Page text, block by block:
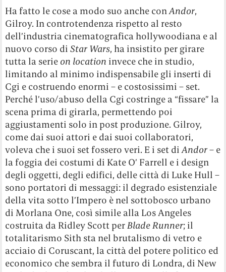
Ha fatto le cose a modo suo anche conAndor,
Gilroy. In controtendenza rispetto al resto
dell’industria cinematografica hollywoodiana e al
nuovo corso diStar Wars, ha insistito per girare
tutta la serie on location invece che in studio,
limitando al minimo indispensabile gli inserti di
Cgi e costruendo enormi – e costosissimi – set.
Perché l’uso/abuso della Cgi costringe a “fissare” la
scena prima di girarla, permettendo poi
aggiustamenti solo in post produzione. Gilroy,
come dai suoi attori e dai suoi collaboratori,
voleva che i suoi set fossero veri. E i set diAndor– e
la foggia dei costumi di Kate O’ Farrell e i design
degli oggetti, degli edifici, delle città di Luke Hull –
sono portatori di messaggi: il degrado esistenziale
della vita sotto l’Impero è nel sottobosco urbano
di Morlana One, così simile alla Los Angeles
costruita da Ridley Scott perBlade Runner; il
totalitarismo Sith sta nel brutalismo di vetro e
acciaio di Coruscant, la città del potere politico ed
economico che sembra il futuro di Londra, di New